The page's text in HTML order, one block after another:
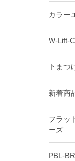
カラー
W-Lift-
下まつ
新着商
フラッ
ーズ
PBL-